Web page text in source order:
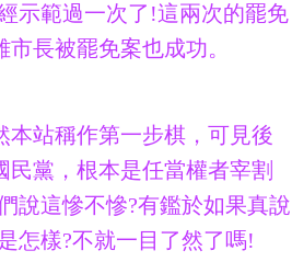
示範過一次了!這兩次的罷免
市長被罷免案也成功。
站稱作第一步棋，可見後
民黨，根本是任當權者宰割
說這慘不慘?有鑑於如果真說
怎樣?不就一目了然了嗎!